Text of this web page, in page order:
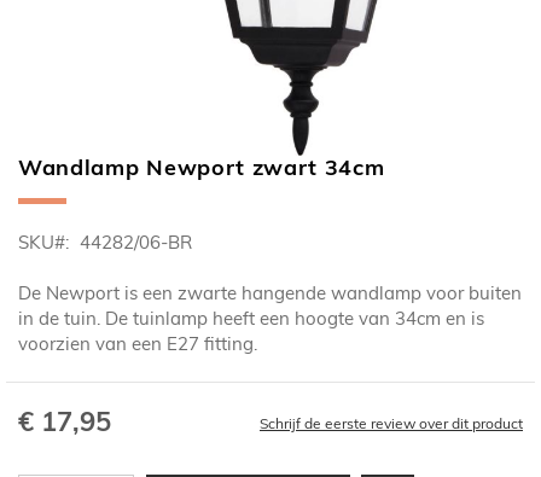
Ga
naar
begin
de
afbeeldingen-
gallerij
Wandlamp Newport zwart 34cm
SKU 44282/06-BR
De Newport is een zwarte hangende wandlamp voor buiten
in de tuin. De tuinlamp heeft een hoogte van 34cm en is
voorzien van een E27 fitting.
€ 17,95 Schrijf de eerste review over dit product